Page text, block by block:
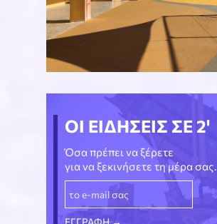
ΟΙ ΕΙΔΗΣΕΙΣ ΣΕ 2'
Όσα πρέπει να ξέρετε
για να ξεκινήσετε τη μέρα σας.